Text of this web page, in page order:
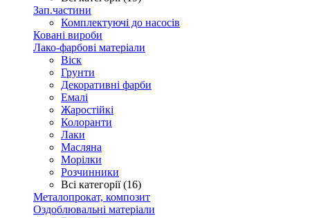
Зап.частини
Комплектуючі до насосів
Ковані вироби
Лако-фарбові матеріали
Віск
Грунти
Декоративні фарби
Емалі
Жаростійкі
Колоранти
Лаки
Масляна
Морілки
Розчинники
Всі категорії (16)
Металопрокат, композит
Оздоблювальні матеріали